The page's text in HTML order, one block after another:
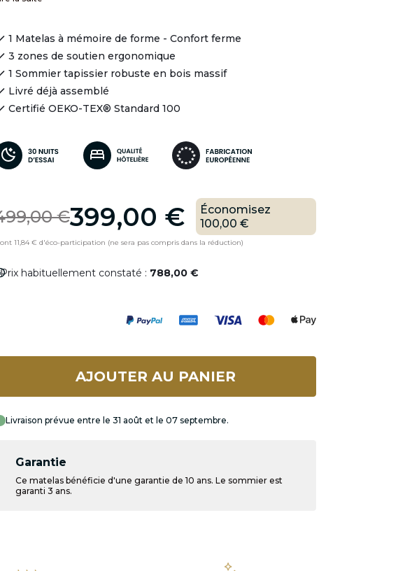
1 Matelas à mémoire de forme - Confort ferme
3 zones de soutien ergonomique
1 Sommier tapissier robuste en bois massif
Livré déjà assemblé
Certifié OEKO-TEX® Standard 100
€399,00 €
Économisez
100,00 €
11,84 € d'éco-participation (ne sera pas compris dans la réduction)
Prix habituellement constaté : 788,00 €
AJOUTER AU PANIER
Livraison prévue entre le 31 août et le 07 septembre.
Garantie
Ce matelas bénéficie d'une garantie de 10 ans. Le sommier est
garanti 3 ans.